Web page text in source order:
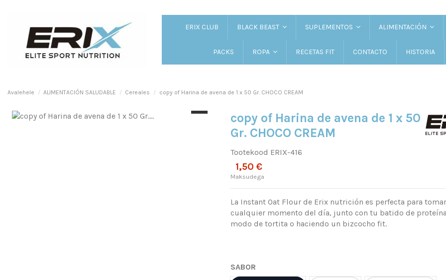
ERIX CLUB BLACK BEAST SUPLEMENTOS ALIMENTACIÓN
PACKS ROPA RECETAS FIT CONTACTO HISTORIA
Avalehele ALIMENTACIÓN SALUDABLE Cereales copy of Harina de avena de 1 x 50 Gr. CHOCO CREAM
copy of Harina de avena de 1 x 50
Gr. CHOCO CREAM
Tootekood ERIX-416
1,50 €
Maksudega
La Instant Oat Flour de Erix nutrición es perfecta para
cualquier momento del día, junto con tu batido de
modo de tortita o haciendo un bizcocho fit.
SABOR